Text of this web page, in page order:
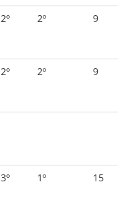
2º 2º 9
2º 2º 9
3º 1º 15